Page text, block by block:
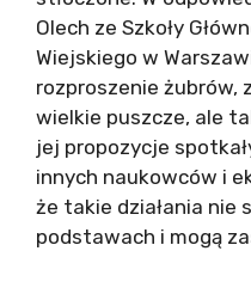
Olech ze Szkoły
Wiejskiego w
rozproszenie żubrów,
wielkie puszcze, ale
jej propozycje
innych naukowców i
że takie działania nie
podstawach i mogą